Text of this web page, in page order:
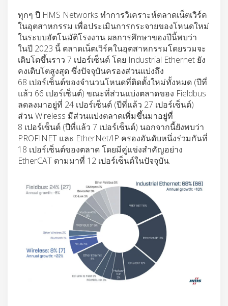
ทุกๆ ปี HMS Networks ทำการวิเคราะห์ตลาดเน็ตเวิร์ค
ในอุตสาหกรรม เพื่อประเมินการกระจายของโหนดใหม่
ในระบบอัตโนมัติโรงงาน ผลการศึกษาของปีนี้พบว่า
ในปี 2023 นี้ ตลาดเน็ตเวิร์คในอุตสาหกรรมโดยรวมจะ
เติบโตขึ้นราว 7 เปอร์เซ็นต์ โดย Industrial Ethernet ยัง
คงเติบโตสูงสุด ซึ่งปัจจุบันครองส่วนแบ่งถึง
68 เปอร์เซ็นต์ของจำนวนโหนดที่ติดตั้งใหม่ทั้งหมด (ปีที่
แล้ว 66 เปอร์เซ็นต์) ขณะที่ส่วนแบ่งตลาดของ Fieldbus
ลดลงมาอยู่ที่ 24 เปอร์เซ็นต์ (ปีที่แล้ว 27 เปอร์เซ็นต์)
ส่วน Wireless มีส่วนแบ่งตลาดเพิ่มขึ้นมาอยู่ที่
8 เปอร์เซ็นต์ (ปีที่แล้ว 7 เปอร์เซ็นต์) นอกจากนี้ยังพบว่า
PROFINET และ EtherNet/IP ครองอันดับหนึ่งร่วมกันที่
18 เปอร์เซ็นต์ของตลาด โดยมีคู่แข่งสำคัญอย่าง
EtherCAT ตามมาที่ 12 เปอร์เซ็นต์ในปัจจุบัน.